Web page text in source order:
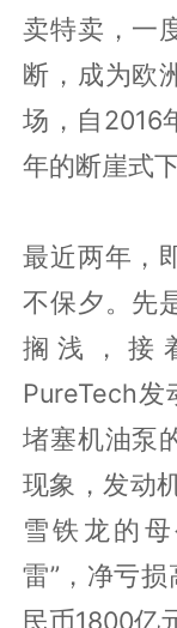
卖特卖，一
断，成为欧
场，自2016
年的断崖式下
最近两年，
不保夕。先
搁浅，接
PureTech发
堵塞机油泵
现象，发动
雪铁龙的
雷”，净亏
民币1800亿